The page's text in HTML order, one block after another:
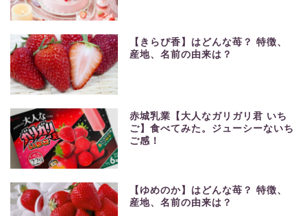
【きらぴ香】はどんな苺？ 特徴、
産地、名前の由来は？
赤城乳業【大人なガリガリ君 いち
ご】食べてみた。ジューシーないち
ご感！
【ゆめのか】はどんな苺？ 特徴、
産地、名前の由来は？